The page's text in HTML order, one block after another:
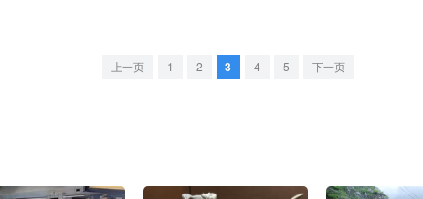
上一页 1 2 3 4 5 下一页